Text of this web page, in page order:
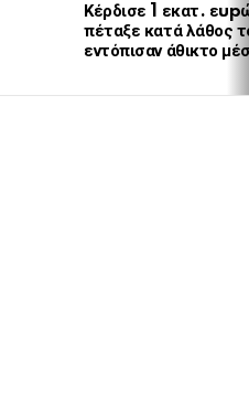
Κέρδισε 1 εκατ.
πέταξε κατά λάθος
εντόπισαν άθικτο